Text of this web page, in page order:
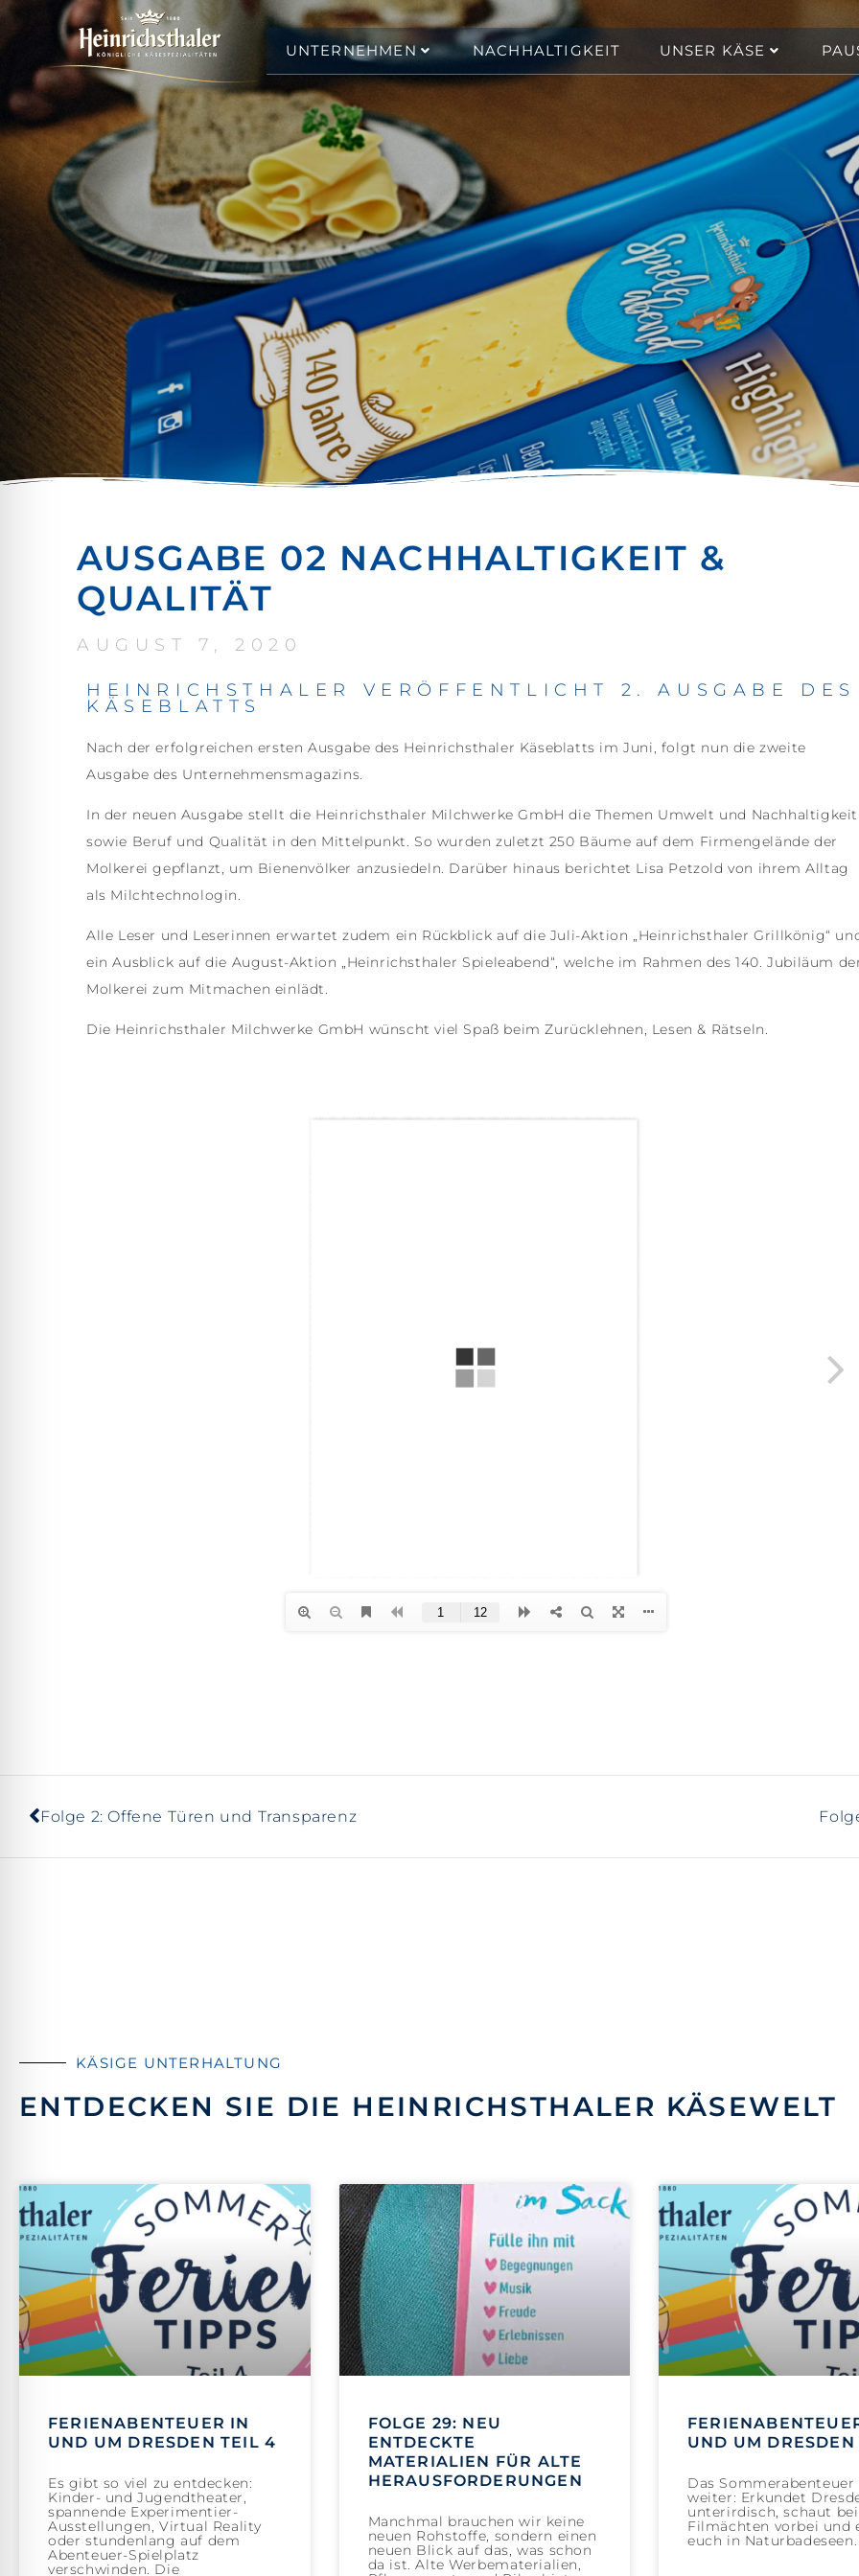
UNTERNEHMEN NACHHALTIGKEIT UNSER KÄSE
AUSGABE 02 NACHHALTIGKEIT &
QUALITÄT
AUGUST 7, 2020
HEINRICHSTHALER VERÖFFENTLICHT 2. AUSGABE DES
KÄSEBLATTS
Nach der erfolgreichen ersten Ausgabe des Heinrichsthaler Käseblatts im Juni, folgt nun die zweite
Ausgabe des Unternehmensmagazins.
In der neuen Ausgabe stellt die Heinrichsthaler Milchwerke GmbH die Themen Umwelt und Nachhaltigkeit
sowie Beruf und Qualität in den Mittelpunkt. So wurden zuletzt 250 Bäume auf dem Firmengelände der
Molkerei gepflanzt, um Bienenvölker anzusiedeln. Darüber hinaus berichtet Lisa Petzold von ihrem Alltag
als Milchtechnologin.
Alle Leser und Leserinnen erwartet zudem ein Rückblick auf die Juli-Aktion „Heinrichsthaler Grillkönig“
ein Ausblick auf die August-Aktion „Heinrichsthaler Spieleabend“, welche im Rahmen des 140. Jubiläum
Molkerei zum Mitmachen einlädt.
Die Heinrichsthaler Milchwerke GmbH wünscht viel Spaß beim Zurücklehnen, Lesen & Rätseln.
Folge 2: Offene Türen und Transparenz
KÄSIGE UNTERHALTUNG
ENTDECKEN SIE DIE HEINRICHSTHALER KÄSEWELT
FERIENABENTEUER IN
UND UM DRESDEN TEIL 4
Es gibt so viel zu entdecken:
Kinder- und Jugendtheater,
spannende Experimentier-
Ausstellungen, Virtual Reality
oder stundenlang auf dem
Abenteuer-Spielplatz
verschwinden. Die
FOLGE 29: NEU
ENTDECKTE
MATERIALIEN FÜR ALTE
HERAUSFORDERUNGEN
Manchmal brauchen wir keine
neuen Rohstoffe, sondern einen
neuen Blick auf das, was schon
da ist. Alte Werbematerialien,
UND UM
Das
weiter: Erkundet
unterirdisch, schaut
Filmächten vorbei und
euch in Naturbadeseen.